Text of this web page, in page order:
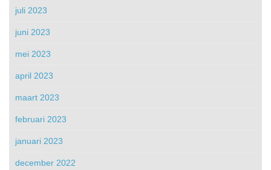
juli 2023
juni 2023
mei 2023
april 2023
maart 2023
februari 2023
januari 2023
december 2022